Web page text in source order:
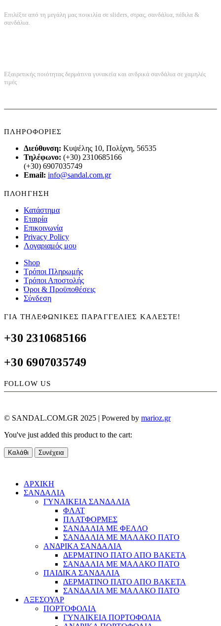
Επιλέξτε από τη μεγάλη μας ποικιλία σε sliders, στρας, σανδάλια, πέδιλα &
σανδάλια.
Εξαιρετικής ποιότητας δερμάτινα γυνακεία και ανδρικά σανδάλια σε χαμηλές
τιμές
ΠΛΗΡΟΦΟΡΙΕΣ
Διεύθυνση: Κυψέλης 10, Πολίχνη, 56535
Τηλέφωνο: (+30) 2310685166
(+30) 6907035749
Email: info@sandal.com.gr
ΠΛΟΗΓΗΣΗ
Κατάστημα
Εταιρία
Επικοινωνία
Privacy Policy
Λογαριαμός μου
Shop
Τρόποι Πληρωμής
Τρόποι Αποστολής
Όροι & Προϋποθέσεις
Σύνδεση
ΓΙΑ ΤΗΛΕΦΩΝΙΚΕΣ ΠΑΡΑΓΓΕΛΙΕΣ ΚΑΛΕΣΤΕ!
+30 2310685166
+30 6907035749
FOLLOW US
© SANDAL.COM.GR 2025 | Powered by marioz.gr
You've just added this product to the cart:
Καλάθι Συνέχεια
ΑΡΧΙΚΗ
ΣΑΝΔΑΛΙΑ
ΓΥΝΑΙΚΕΙΑ ΣΑΝΔΑΛΙΑ
ΦΛΑΤ
ΠΛΑΤΦΟΡΜΕΣ
ΣΑΝΔΑΛΙΑ ΜΕ ΦΕΛΛΟ
ΣΑΝΔΑΛΙΑ ΜΕ ΜΑΛΑΚΟ ΠΑΤΟ
ΑΝΔΡΙΚΑ ΣΑΝΔΑΛΙΑ
ΔΕΡΜΑΤΙΝΟ ΠΑΤΟ ΑΠΟ ΒΑΚΕΤΑ
ΣΑΝΔΑΛΙΑ ΜΕ ΜΑΛΑΚΟ ΠΑΤΟ
ΠΑΙΔΙΚΑ ΣΑΝΔΑΛΙΑ
ΔΕΡΜΑΤΙΝΟ ΠΑΤΟ ΑΠΟ ΒΑΚΕΤΑ
ΣΑΝΔΑΛΙΑ ΜΕ ΜΑΛΑΚΟ ΠΑΤΟ
ΑΞΕΣΟΥΑΡ
ΠΟΡΤΟΦΟΛΙΑ
ΓΥΝΑΙΚΕΙΑ ΠΟΡΤΟΦΟΛΙΑ